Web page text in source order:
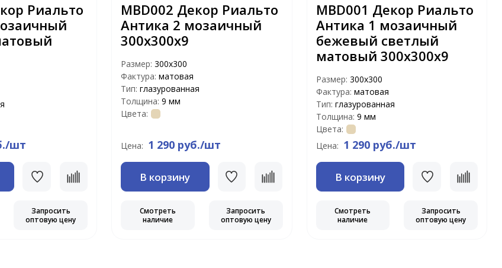
Риальто
шт
Запросить
оптовую цену
MBD002 Декор Риальто
Антика 2 мозаичный
300х300х9
Размер: 300х300
Фактура: матовая
Тип: глазурованная
Толщина: 9 мм
Цвета:
Цена: 1 290 руб./шт
В корзину
Смотреть
наличие
Запросить
оптовую цену
MBD001 Декор Риальто
Антика 1 мозаичный
бежевый светлый
матовый 300х300х9
Размер: 300х300
Фактура: матовая
Тип: глазурованная
Толщина: 9 мм
Цвета:
Цена: 1 290 руб./шт
В корзину
Смотреть
наличие
Запросить
оптовую цену